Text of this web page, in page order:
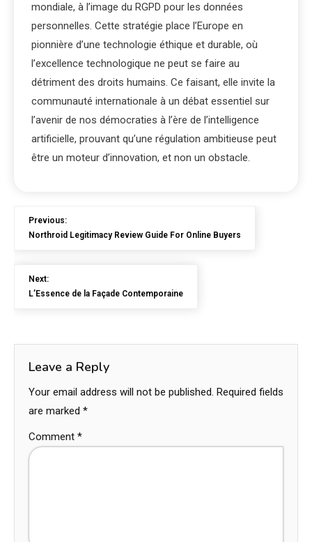
mondiale, à l’image du RGPD pour les données
personnelles. Cette stratégie place l’Europe en
pionnière d’une technologie éthique et durable, où
l’excellence technologique ne peut se faire au
détriment des droits humains. Ce faisant, elle invite la
communauté internationale à un débat essentiel sur
l’avenir de nos démocraties à l’ère de l’intelligence
artificielle, prouvant qu’une régulation ambitieuse peut
être un moteur d’innovation, et non un obstacle.
Previous:
Northroid Legitimacy Review Guide For Online Buyers
Next:
L’Essence de la Façade Contemporaine
Leave a Reply
Your email address will not be published. Required fields
are marked *
Comment *